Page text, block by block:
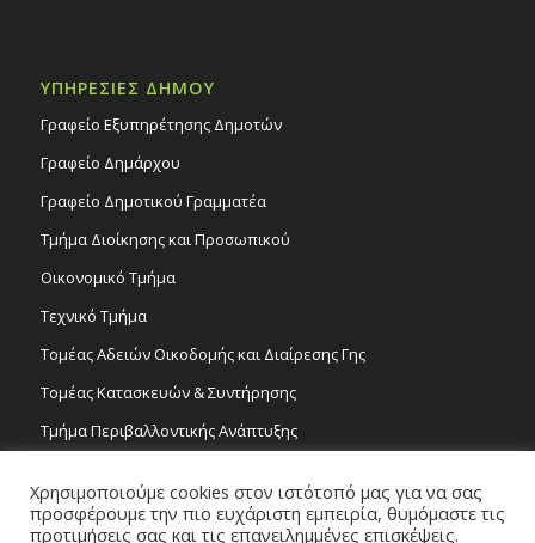
ΥΠΗΡΕΣΙΕΣ ΔΗΜΟΥ
Γραφείο Εξυπηρέτησης Δημοτών
Γραφείο Δημάρχου
Γραφείο Δημοτικού Γραμματέα
Τμήμα Διοίκησης και Προσωπικού
Οικονομικό Τμήμα
Τεχνικό Τμήμα
Τομέας Αδειών Οικοδομής και Διαίρεσης Γης
Τομέας Κατασκευών & Συντήρησης
Τμήμα Περιβαλλοντικής Ανάπτυξης
Τομέας Γραμμάτων και Τεχνών
Χρησιμοποιούμε cookies στον ιστότοπό μας για να σας
προσφέρουμε την πιο ευχάριστη εμπειρία, θυμόμαστε τις
προτιμήσεις σας και τις επανειλημμένες επισκέψεις.